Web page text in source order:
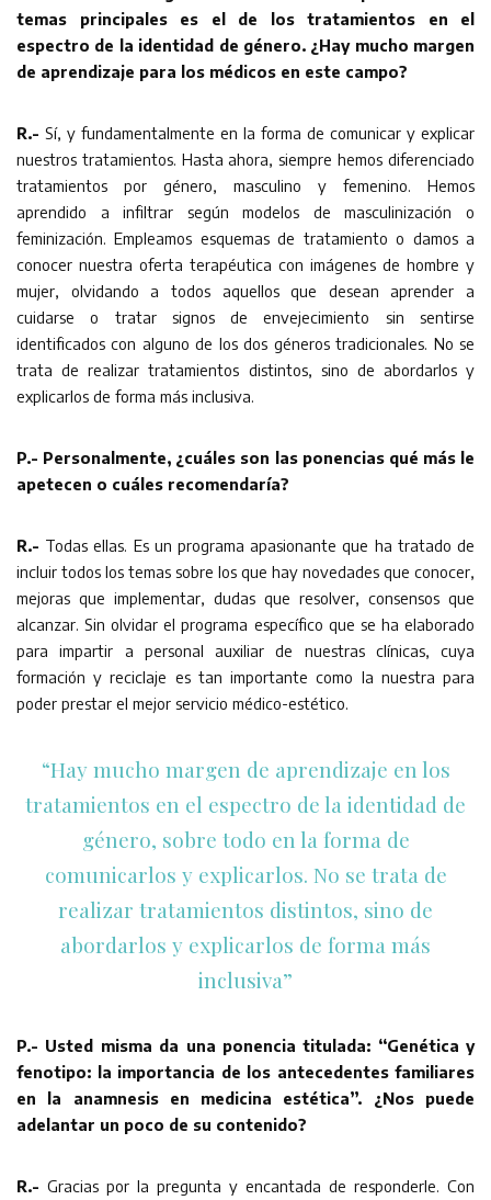
temas principales es el de los tratamientos en el
espectro de la identidad de género. ¿Hay mucho margen
de aprendizaje para los médicos en este campo?
R.- Sí, y fundamentalmente en la forma de comunicar y explicar
nuestros tratamientos. Hasta ahora, siempre hemos diferenciado
tratamientos por género, masculino y femenino. Hemos
aprendido a infiltrar según modelos de masculinización o
feminización. Empleamos esquemas de tratamiento o damos a
conocer nuestra oferta terapéutica con imágenes de hombre y
mujer, olvidando a todos aquellos que desean aprender a
cuidarse o tratar signos de envejecimiento sin sentirse
identificados con alguno de los dos géneros tradicionales. No se
trata de realizar tratamientos distintos, sino de abordarlos y
explicarlos de forma más inclusiva.
P.- Personalmente, ¿cuáles son las ponencias qué más le
apetecen o cuáles recomendaría?
R.- Todas ellas. Es un programa apasionante que ha tratado de
incluir todos los temas sobre los que hay novedades que conocer,
mejoras que implementar, dudas que resolver, consensos que
alcanzar. Sin olvidar el programa específico que se ha elaborado
para impartir a personal auxiliar de nuestras clínicas, cuya
formación y reciclaje es tan importante como la nuestra para
poder prestar el mejor servicio médico-estético.
“Hay mucho margen de aprendizaje en los
tratamientos en el espectro de la identidad de
género, sobre todo en la forma de
comunicarlos y explicarlos. No se trata de
realizar tratamientos distintos, sino de
abordarlos y explicarlos de forma más
inclusiva”
P.- Usted misma da una ponencia titulada: “Genética y
fenotipo: la importancia de los antecedentes familiares
en la anamnesis en medicina estética”. ¿Nos puede
adelantar un poco de su contenido?
R.- Gracias por la pregunta y encantada de responderle. Con